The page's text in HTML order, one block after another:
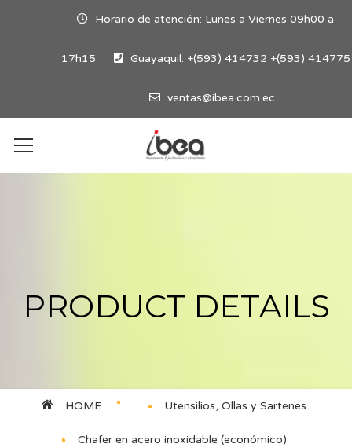
Horario de atención: Lunes a Viernes 09h00 a
17h15. Guayaquil: +(593) 414732 +(593) 414775
ventas@ibea.com.ec
PRODUCT DETAILS
HOME Utensilios, Ollas y Sartenes
Chafer en acero inoxidable (económico)